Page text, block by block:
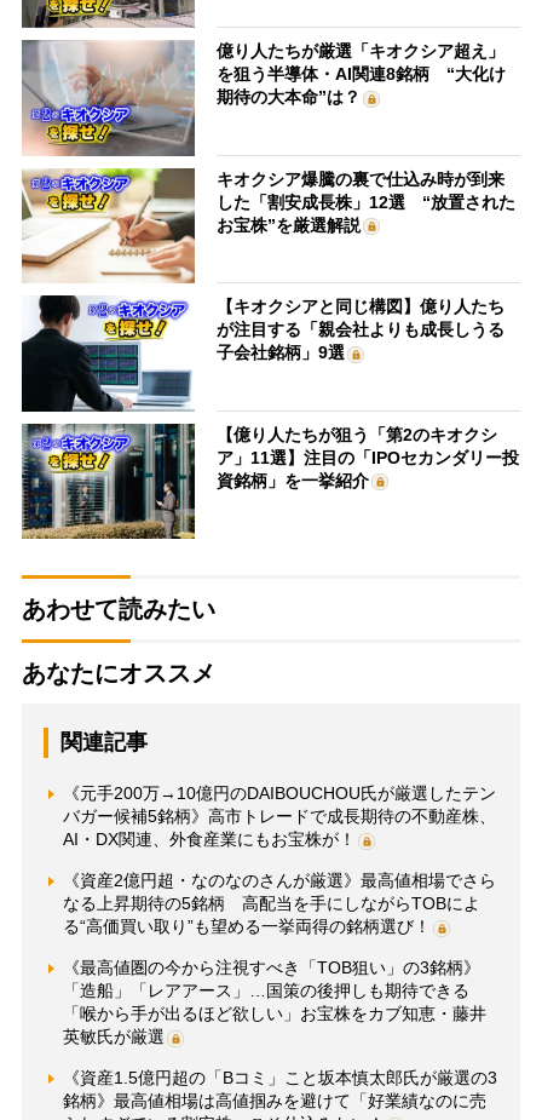
億り人たちが厳選「キオクシア超え」
を狙う半導体・AI関連8銘柄 “大化け
期待の大本命”は？
キオクシア爆騰の裏で仕込み時が到来
した「割安成長株」12選 “放置された
お宝株”を厳選解説
【キオクシアと同じ構図】億り人たち
が注目する「親会社よりも成長しうる
子会社銘柄」9選
【億り人たちが狙う「第2のキオクシ
ア」11選】注目の「IPOセカンダリー投
資銘柄」を一挙紹介
あわせて読みたい
あなたにオススメ
関連記事
《元手200万→10億円のDAIBOUCHOU氏が厳選したテン
バガー候補5銘柄》高市トレードで成長期待の不動産株、
AI・DX関連、外食産業にもお宝株が！
《資産2億円超・なのなのさんが厳選》最高値相場でさら
なる上昇期待の5銘柄 高配当を手にしながらTOBによ
る“高価買い取り”も望める一挙両得の銘柄選び！
《最高値圏の今から注視すべき「TOB狙い」の3銘柄》
「造船」「レアアース」…国策の後押しも期待できる
「喉から手が出るほど欲しい」お宝株をカブ知恵・藤井
英敏氏が厳選
《資産1.5億円超の「Bコミ」こと坂本慎太郎氏が厳選の3
銘柄》最高値相場は高値掴みを避けて「好業績なのに売